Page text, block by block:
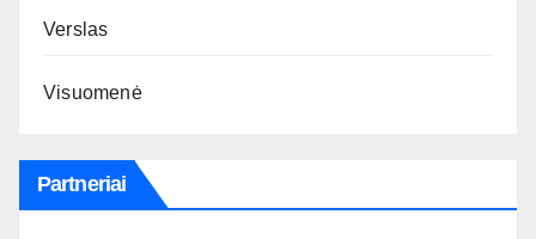
Verslas
Visuomenė
Partneriai